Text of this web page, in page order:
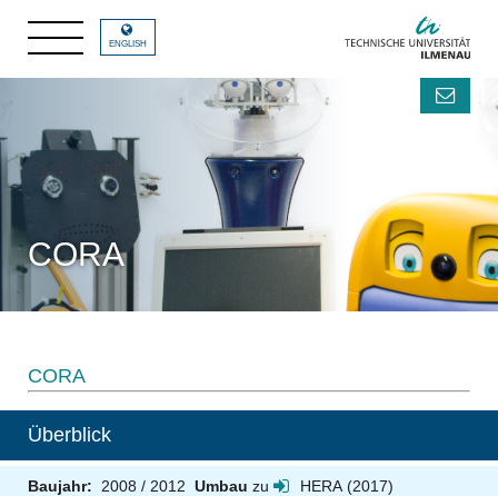
ENGLISH
CORA
CORA
Überblick
Baujahr: 2008 / 2012 Umbau zu HERA (2017)